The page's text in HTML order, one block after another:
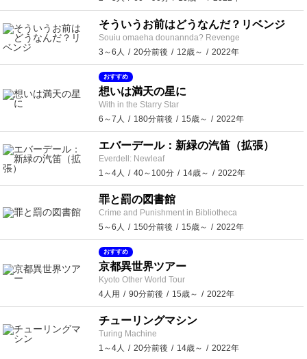
そういうお前はどうなんだ？リベンジ
Souiu omaeha dounannda? Revenge
3～6人
20分前後 12歳～ 2022年
おすすめ
想いは満天の星に
With in the Starry Star
6～7人
180分前後 15歳～ 2022年
エバーデール：新緑の汽笛（拡張）
Everdell: Newleaf
1～4人
40～100分 14歳～ 2022年
罪と罰の図書館
Crime and Punishment in Bibliotheca
5～6人
150分前後 15歳～ 2022年
おすすめ
京都異世界ツアー
Kyoto Other World Tour
4人用
90分前後 15歳～ 2022年
チューリングマシン
Turing Machine
1～4人
20分前後 14歳～ 2022年